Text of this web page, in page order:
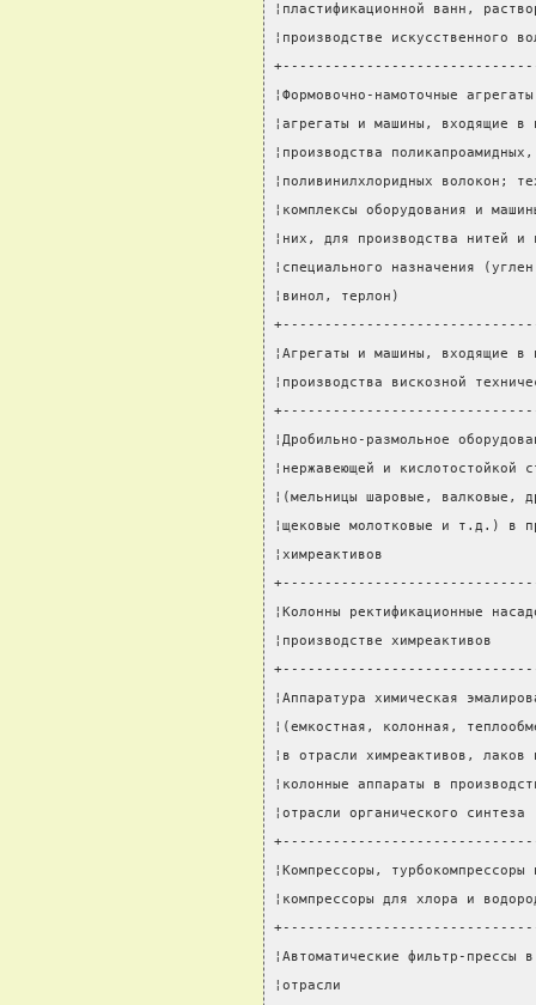
¦пластификационной ванн,
¦производстве
¦Формовочно-намоточные
¦агрегаты и машины,
¦производства
¦поливинилхлоридных
¦комплексы оборудования
¦них, для производства
¦специального
¦винол, терлон)
¦Агрегаты и машины,
¦производства вискозной
¦Дробильно-размольное
¦нержавеющей и
¦(мельницы шаровые,
¦щековые молотковые и
¦химреактивов
¦Колонны
¦производстве
¦Аппаратура химическая
¦(емкостная, колонная,
¦в отрасли химреактивов,
¦колонные аппараты в
¦отрасли органического
¦Компрессоры,
¦компрессоры для хлора и
¦Автоматические фильтр-
¦отрасли